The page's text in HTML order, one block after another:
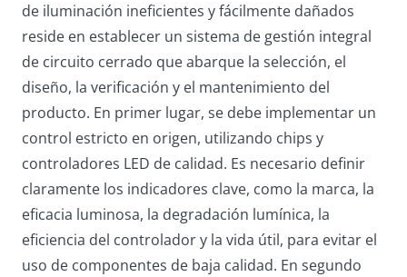
de iluminación ineficientes y fácilmente dañados
reside en establecer un sistema de gestión integral
de circuito cerrado que abarque la selección, el
diseño, la verificación y el mantenimiento del
producto. En primer lugar, se debe implementar un
control estricto en origen, utilizando chips y
controladores LED de calidad. Es necesario definir
claramente los indicadores clave, como la marca, la
eficacia luminosa, la degradación lumínica, la
eficiencia del controlador y la vida útil, para evitar el
uso de componentes de baja calidad. En segundo